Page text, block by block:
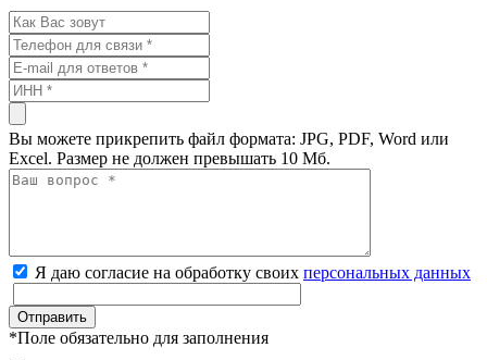
Вы можете прикрепить файл формата: JPG, PDF, Word или
Excel. Размер не должен превышать 10 Мб.
Я даю согласие на обработку своих персональных данных
*Поле обязательно для заполнения